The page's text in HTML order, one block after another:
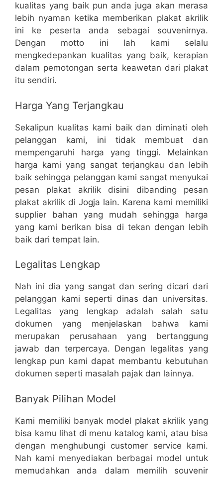
kualitas yang baik pun anda juga akan merasa
lebih nyaman ketika memberikan plakat akrilik
ini ke peserta anda sebagai souvenirnya.
Dengan motto ini lah kami selalu
mengkedepankan kualitas yang baik, kerapian
dalam pemotongan serta keawetan dari plakat
itu sendiri.
Harga Yang Terjangkau
Sekalipun kualitas kami baik dan diminati oleh
pelanggan kami, ini tidak membuat dan
mempengaruhi harga yang tinggi. Melainkan
harga kami yang sangat terjangkau dan lebih
baik sehingga pelanggan kami sangat menyukai
pesan plakat akrilik disini dibanding pesan
plakat akrilik di Jogja lain. Karena kami memiliki
supplier bahan yang mudah sehingga harga
yang kami berikan bisa di tekan dengan lebih
baik dari tempat lain.
Legalitas Lengkap
Nah ini dia yang sangat dan sering dicari dari
pelanggan kami seperti dinas dan universitas.
Legalitas yang lengkap adalah salah satu
dokumen yang menjelaskan bahwa kami
merupakan perusahaan yang bertanggung
jawab dan terpercaya. Dengan legalitas yang
lengkap pun kami dapat membantu kebutuhan
dokumen seperti masalah pajak dan lainnya.
Banyak Pilihan Model
Kami memiliki banyak model plakat akrilik yang
bisa kamu lihat di menu katalog kami, atau bisa
dengan menghubungi customer service kami.
Nah kami menyediakan berbagai model untuk
memudahkan anda dalam memilih souvenir